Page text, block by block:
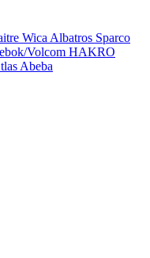
Wica Albatros Sparco
Volcom HAKRO
Abeba